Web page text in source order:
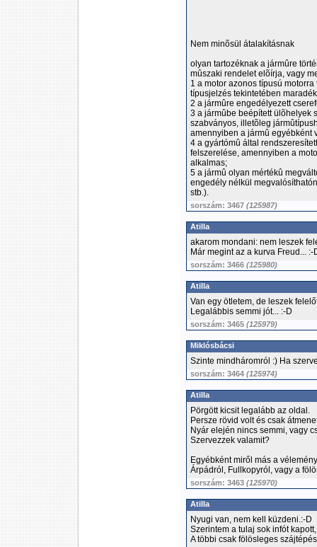
Nem minõsül átalakításnak
olyan tartozéknak a jármûre
mûszaki rendelet elõírja, vagy
1 a motor azonos típusú
típusjelzés tekintetében
2 a jármûre engedélyezett
3 a jármûbe beépített ülõhelyek
szabványos, illetõleg
amennyiben a jármû egyébként
4 a gyártómû által
felszerelése, amennyiben a
alkalmas;
5 a jármû olyan mértékû
engedély nélkül
stb.).
sorszám: 3467 (125987)
Atilla
akarom mondani: nem leszek
Már megint az a kurva Freud... :-
sorszám: 3466 (125980)
Atilla
Van egy ötletem, de leszek
Legalábbis semmi jót... :-D
sorszám: 3465 (125979)
Miklósbácsi
Szinte mindháromról :) Ha
sorszám: 3464 (125974)
Atilla
Pörgött kicsit legalább az oldal.
Persze rövid volt és csak
Nyár elején nincs semmi, vagy
Szervezzek valamit?
Egyébként miről más a
Árpádról, Fullkopyról, vagy a
sorszám: 3463 (125970)
Atilla
Nyugi van, nem kell küzdeni.:-D
Szerintem a tulaj sok infót
A többi csak fölösleges